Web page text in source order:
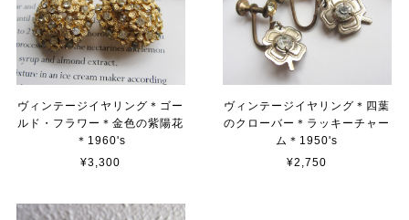
ヴィンテージイヤリング＊ゴー
ルド・フラワー＊金色の紫陽花
＊1960's
¥3,300
ヴィンテージイヤリング＊四葉
のクローバー＊ラッキーチャー
ム＊1950's
¥2,750